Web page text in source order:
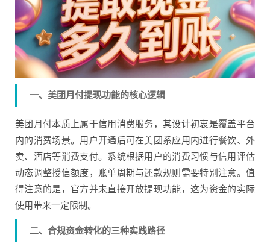
一、美团月付提现功能的核心逻辑
美团月付本质上属于信用消费服务，其设计初衷是覆盖平台
内的消费场景。用户开通后可在美团系应用内进行餐饮、外
卖、酒店等消费支付。系统根据用户的消费习惯与信用评估
动态调整授信额度，账单周期与还款规则需要特别注意。值
得注意的是，官方并未直接开放提现功能，这为资金的实际
使用带来一定限制。
二、合规资金转化的三种实践路径